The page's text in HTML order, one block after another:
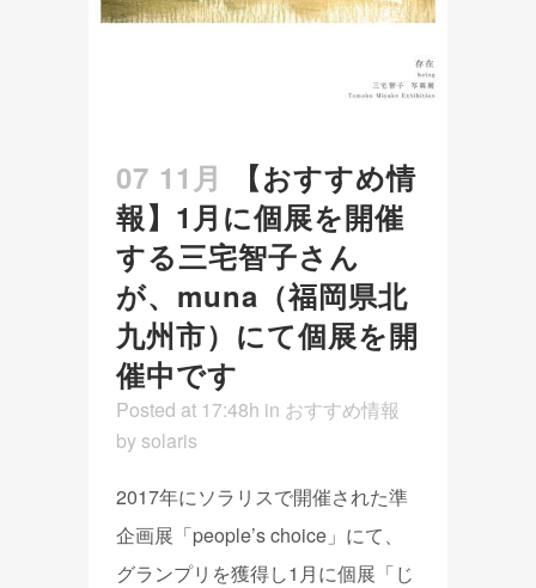
07 11月
【おすすめ情
報】1月に個展を開催
する三宅智子さん
が、muna（福岡県北
九州市）にて個展を開
催中です
Posted at 17:48h in おすすめ情報
by solaris
2017年にソラリスで開催された準
企画展「people’s choice」にて、
グランプリを獲得し1月に個展「じ